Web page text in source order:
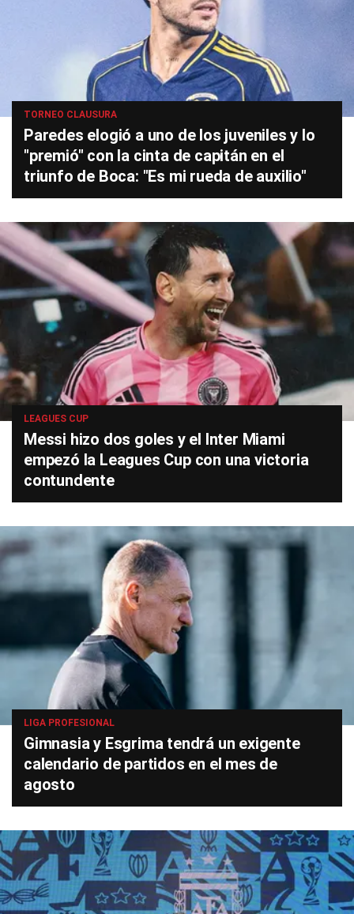
TORNEO CLAUSURA
Paredes elogió a uno de los juveniles y lo
"premió" con la cinta de capitán en el
triunfo de Boca: "Es mi rueda de auxilio"
LEAGUES CUP
Messi hizo dos goles y el Inter Miami
empezó la Leagues Cup con una victoria
contundente
LIGA PROFESIONAL
Gimnasia y Esgrima tendrá un exigente
calendario de partidos en el mes de
agosto